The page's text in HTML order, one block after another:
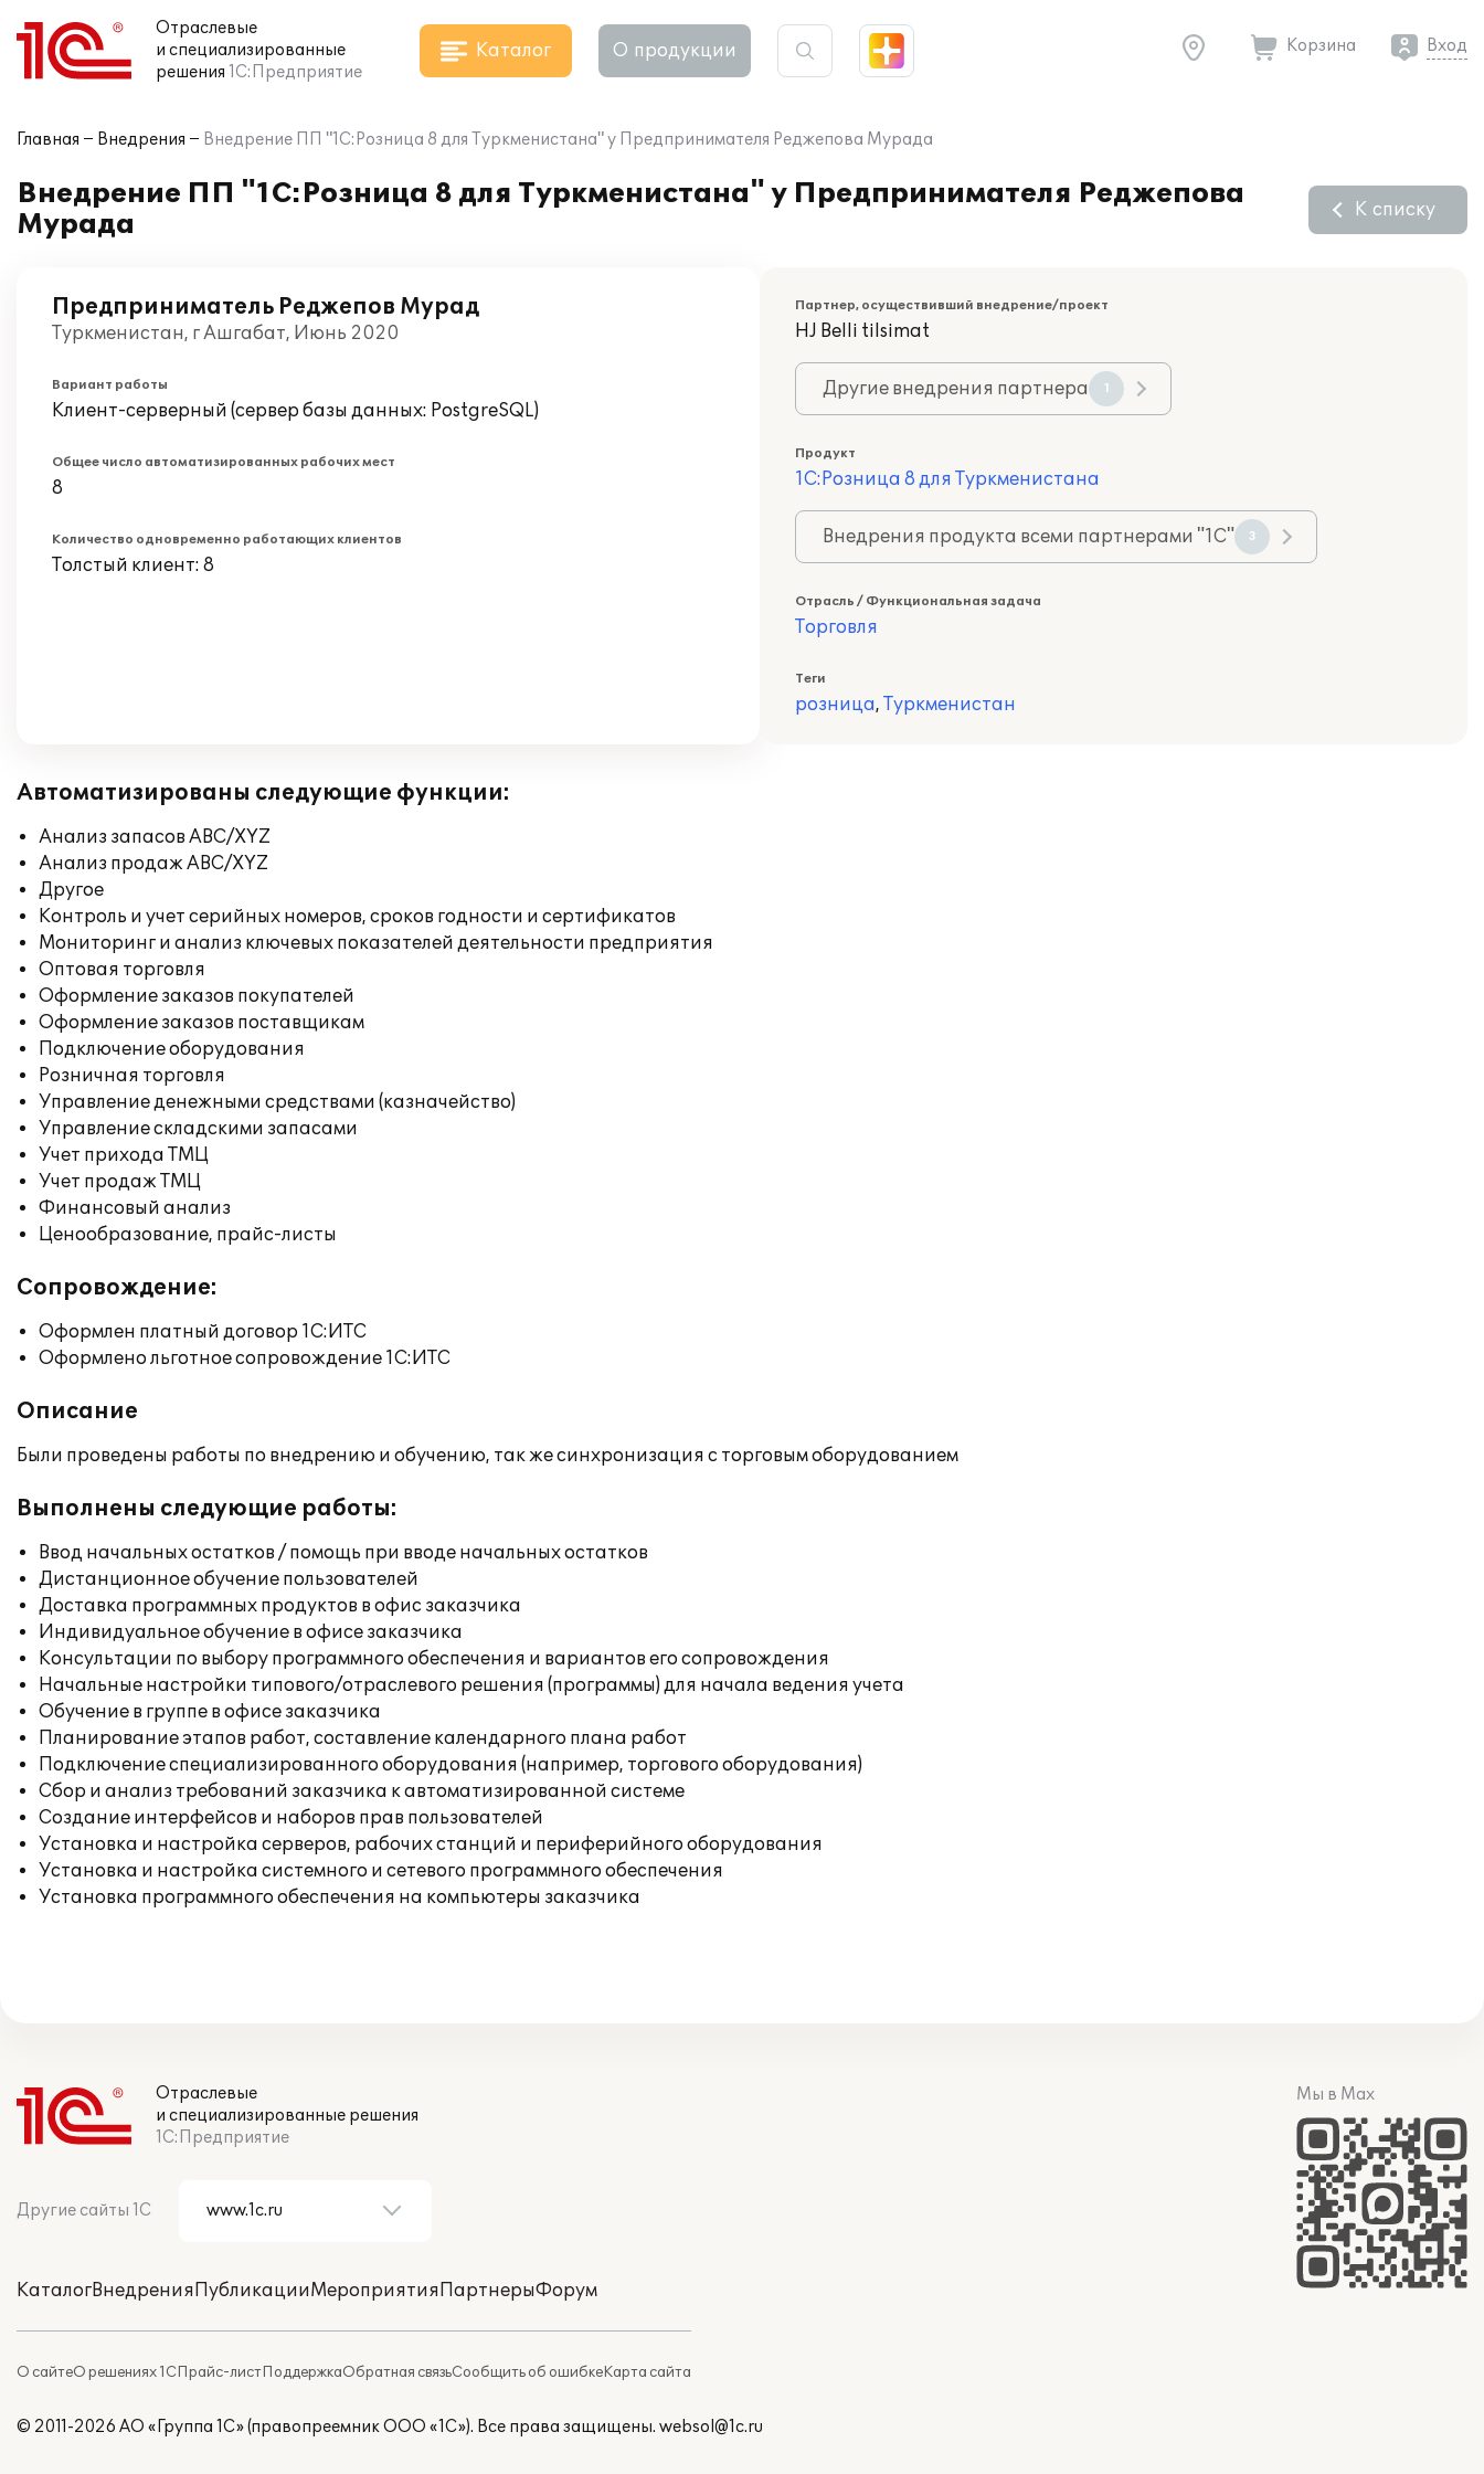
Отраслевые
и специализированные
решения 1С:Предприятие
Каталог О продукции Корзина Вход
Главная Внедрения Внедрение ПП "1С:Розница 8 для Туркменистана" у Предпринимателя Реджепова Мурада
Внедрение ПП "1С:Розница 8 для Туркменистана" у Предпринимателя Реджепова
Мурада
К списку
Предприниматель Реджепов Мурад
Туркменистан, г Ашгабат, Июнь 2020
Вариант работы
Клиент-серверный (сервер базы данных: PostgreSQL)
Общее число автоматизированных рабочих мест
8
Количество одновременно работающих клиентов
Толстый клиент: 8
Партнер, осуществивший внедрение/проект
HJ Belli tilsimat
Другие внедрения партнера 1
Продукт
1С:Розница 8 для Туркменистана
Внедрения продукта всеми партнерами "1С" 3
Отрасль / Функциональная задача
Торговля
Теги
розница, Туркменистан
Автоматизированы следующие функции:
Анализ запасов ABC/XYZ
Анализ продаж ABC/XYZ
Другое
Контроль и учет серийных номеров, сроков годности и сертификатов
Мониторинг и анализ ключевых показателей деятельности предприятия
Оптовая торговля
Оформление заказов покупателей
Оформление заказов поставщикам
Подключение оборудования
Розничная торговля
Управление денежными средствами (казначейство)
Управление складскими запасами
Учет прихода ТМЦ
Учет продаж ТМЦ
Финансовый анализ
Ценообразование, прайс-листы
Сопровождение:
Оформлен платный договор 1С:ИТС
Оформлено льготное сопровождение 1С:ИТС
Описание
Были проведены работы по внедрению и обучению, так же синхронизация с торговым оборудованием
Выполнены следующие работы:
Ввод начальных остатков / помощь при вводе начальных остатков
Дистанционное обучение пользователей
Доставка программных продуктов в офис заказчика
Индивидуальное обучение в офисе заказчика
Консультации по выбору программного обеспечения и вариантов его сопровождения
Начальные настройки типового/отраслевого решения (программы) для начала ведения учета
Обучение в группе в офисе заказчика
Планирование этапов работ, составление календарного плана работ
Подключение специализированного оборудования (например, торгового оборудования)
Сбор и анализ требований заказчика к автоматизированной системе
Создание интерфейсов и наборов прав пользователей
Установка и настройка серверов, рабочих станций и периферийного оборудования
Установка и настройка системного и сетевого программного обеспечения
Установка программного обеспечения на компьютеры заказчика
Отраслевые
и специализированные решения
1С:Предприятие
Другие сайты 1С
КаталогВнедренияПубликацииМероприятияПартнерыФорум
О сайтеО решениях 1СПрайс-листПоддержкаОбратная связьСообщить об ошибкеКарта сайта
Мы в Max
© 2011-2026 АО «Группа 1С» (правопреемник ООО «1С»). Все права защищены. websol@1c.ru